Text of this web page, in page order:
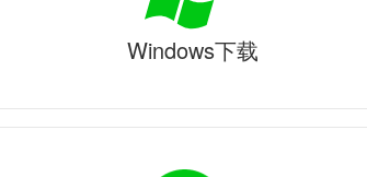
Windows下载